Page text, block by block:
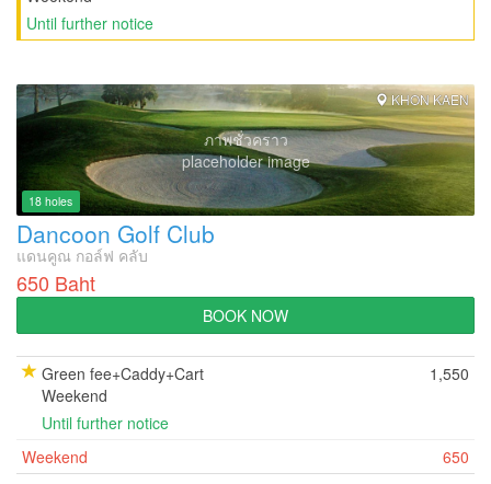
Until further notice
ภาพชั่วคราว
placeholder image
KHON KAEN
18 holes
Dancoon Golf Club
แดนคูณ กอล์ฟ คลับ
650 Baht
BOOK NOW
Green fee+Caddy+Cart
Weekend
Until further notice
1,550
Weekend
650